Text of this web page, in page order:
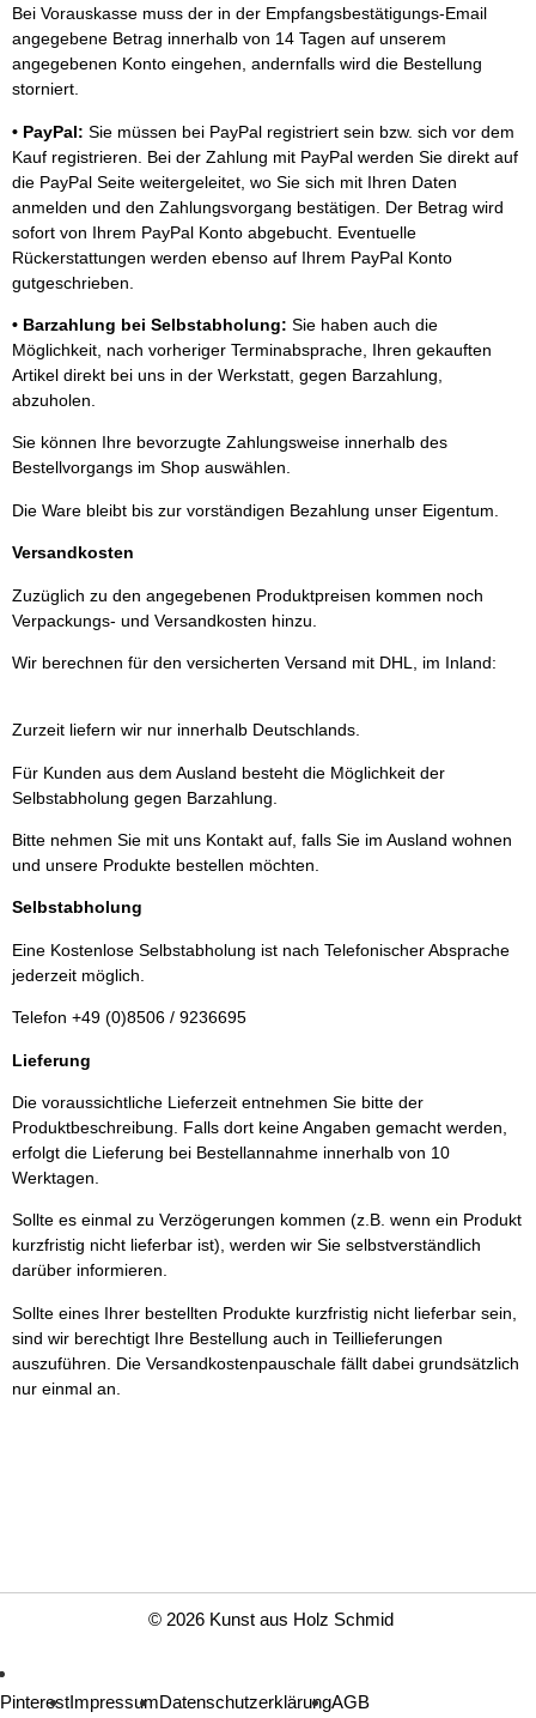
Bei Vorauskasse muss der in der Empfangsbestätigungs-Email
angegebene Betrag innerhalb von 14 Tagen auf unserem
angegebenen Konto eingehen, andernfalls wird die Bestellung
storniert.
• PayPal: Sie müssen bei PayPal registriert sein bzw. sich vor dem
Kauf registrieren. Bei der Zahlung mit PayPal werden Sie direkt auf
die PayPal Seite weitergeleitet, wo Sie sich mit Ihren Daten
anmelden und den Zahlungsvorgang bestätigen. Der Betrag wird
sofort von Ihrem PayPal Konto abgebucht. Eventuelle
Rückerstattungen werden ebenso auf Ihrem PayPal Konto
gutgeschrieben.
• Barzahlung bei Selbstabholung: Sie haben auch die
Möglichkeit, nach vorheriger Terminabsprache, Ihren gekauften
Artikel direkt bei uns in der Werkstatt, gegen Barzahlung,
abzuholen.
Sie können Ihre bevorzugte Zahlungsweise innerhalb des
Bestellvorgangs im Shop auswählen.
Die Ware bleibt bis zur vorständigen Bezahlung unser Eigentum.
Versandkosten
Zuzüglich zu den angegebenen Produktpreisen kommen noch
Verpackungs- und Versandkosten hinzu.
Wir berechnen für den versicherten Versand mit DHL, im Inland:
Zurzeit liefern wir nur innerhalb Deutschlands.
Für Kunden aus dem Ausland besteht die Möglichkeit der
Selbstabholung gegen Barzahlung.
Bitte nehmen Sie mit uns Kontakt auf, falls Sie im Ausland wohnen
und unsere Produkte bestellen möchten.
Selbstabholung
Eine Kostenlose Selbstabholung ist nach Telefonischer Absprache
jederzeit möglich.
Telefon +49 (0)8506 / 9236695
Lieferung
Die voraussichtliche Lieferzeit entnehmen Sie bitte der
Produktbeschreibung. Falls dort keine Angaben gemacht werden,
erfolgt die Lieferung bei Bestellannahme innerhalb von 10
Werktagen.
Sollte es einmal zu Verzögerungen kommen (z.B. wenn ein Produkt
kurzfristig nicht lieferbar ist), werden wir Sie selbstverständlich
darüber informieren.
Sollte eines Ihrer bestellten Produkte kurzfristig nicht lieferbar sein,
sind wir berechtigt Ihre Bestellung auch in Teillieferungen
auszuführen. Die Versandkostenpauschale fällt dabei grundsätzlich
nur einmal an.
© 2026 Kunst aus Holz Schmid
PinterestImpressumDatenschutzerklärungAGB